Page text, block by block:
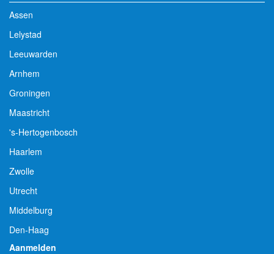
Assen
Lelystad
Leeuwarden
Arnhem
Groningen
Maastricht
's-Hertogenbosch
Haarlem
Zwolle
Utrecht
Middelburg
Den-Haag
Aanmelden